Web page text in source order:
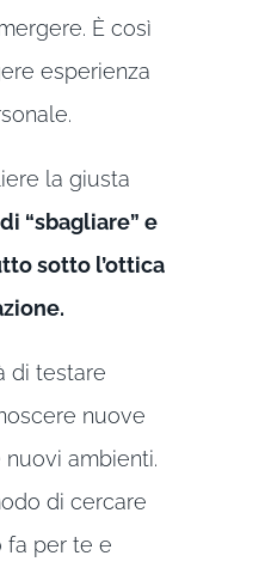
È così
esperienza
la giusta
“sbagliare” e
sotto l’ottica
di testare
nuove
ambienti.
di cercare
fa per te e